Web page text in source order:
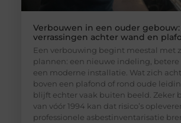
Verbouwen in een ouder
verrassingen achter wand en
Een verbouwing begint meestal met
plannen: een nieuwe indeling, betere
een moderne installatie. Wat zich
boven een plafond of rond oude
blijft echter vaak buiten beeld. Zeker
van vóór 1994 kan dat risico’s
professionele asbestinventarisatie